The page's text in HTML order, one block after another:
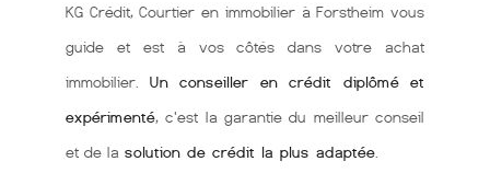
KG Crédit, Courtier en immobilier à Forstheim vous
guide et est à vos côtés dans votre achat
immobilier. Un conseiller en crédit diplômé et
expérimenté, c'est la garantie du meilleur conseil
et de la solution de crédit la plus adaptée